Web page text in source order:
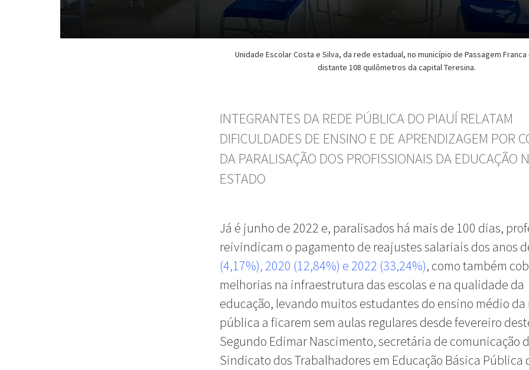
Unidade Escolar Costa e Silva, da rede estadual, no município de Passagem Franca
distante 108 quilômetros da capital Teresina.
INTEGRANTES DA REDE PÚBLICA DO PIAUÍ RELATAM
DIFICULDADES DE ENSINO E DE APRENDIZAGEM POR
DA PARALISAÇÃO DOS PROFISSIONAIS DA EDUCAÇÃO
ESTADO
Já é junho de 2022 e, paralisados há mais de 100 dias,
reivindicam o pagamento de reajustes salariais dos anos
(4,17%), 2020 (12,84%) e 2022 (33,24%), como também
melhorias na infraestrutura das escolas e na qualidade da
educação, levando muitos estudantes do ensino médio da
pública a ficarem sem aulas regulares desde fevereiro
Segundo Edimar Nascimento, secretária de comunicação
Sindicato dos Trabalhadores em Educação Básica Pública